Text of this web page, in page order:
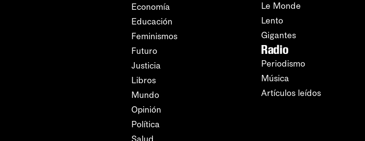
Economía
Educación
Feminismos
Futuro
Justicia
Libros
Mundo
Opinión
Política
Le Monde
Lento
Gigantes
Radio
Periodismo
Música
Artículos leídos